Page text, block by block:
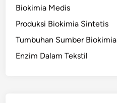
Biokimia Medis
Produksi Biokimia Sintetis
Tumbuhan Sumber Biokimia
Enzim Dalam Tekstil